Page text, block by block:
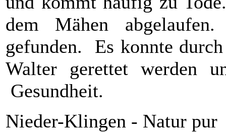
dem Mähen
gefunden. Es konnte
Walter gerettet werden
Gesundheit.
Nieder-Klingen - Natur pur